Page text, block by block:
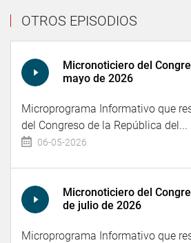
OTROS EPISODIOS
Micronoticiero del
mayo de 2026
Microprograma Informativo que
del Congreso de la República del...
06-05-2026
Micronoticiero del
de julio de 2026
Microprograma Informativo que